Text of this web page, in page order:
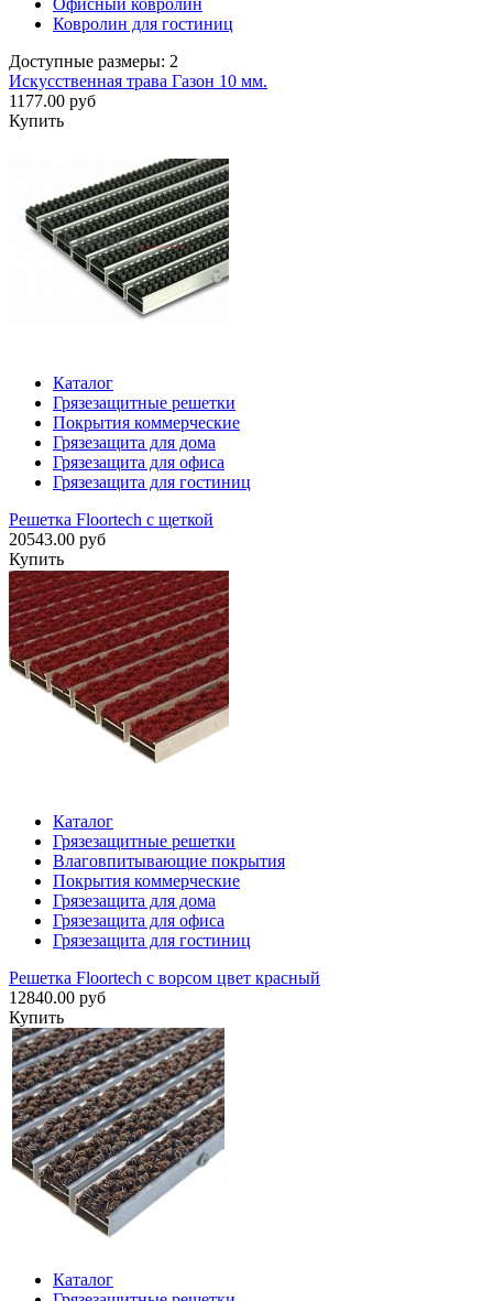
Офисный ковролин
Ковролин для гостиниц
Доступные размеры: 2
Искусственная трава Газон 10 мм.
1177.00 руб
Купить
Каталог
Грязезащитные решетки
Покрытия коммерческие
Грязезащита для дома
Грязезащита для офиса
Грязезащита для гостиниц
Решетка Floortech с щеткой
20543.00 руб
Купить
Каталог
Грязезащитные решетки
Влаговпитывающие покрытия
Покрытия коммерческие
Грязезащита для дома
Грязезащита для офиса
Грязезащита для гостиниц
Решетка Floortech с ворсом цвет красный
12840.00 руб
Купить
Каталог